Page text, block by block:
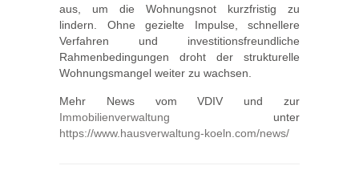
aus, um die Wohnungsnot kurzfristig zu
lindern. Ohne gezielte Impulse, schnellere
Verfahren und investitionsfreundliche
Rahmenbedingungen droht der strukturelle
Wohnungsmangel weiter zu wachsen.
Mehr News vom VDIV und zur
Immobilienverwaltung unter
https://www.hausverwaltung-koeln.com/news/